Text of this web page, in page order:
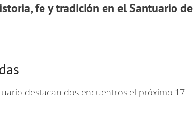
fe y tradición en el Santuario de
destacan dos encuentros el próximo 17